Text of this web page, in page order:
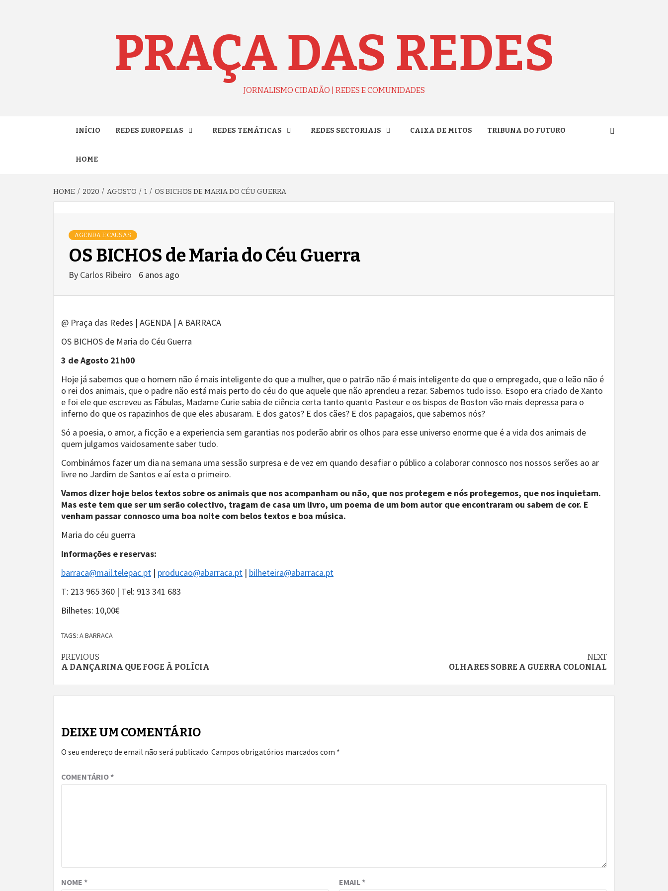
PRAÇA DAS REDES
JORNALISMO CIDADÃO | REDES E COMUNIDADES
INÍCIO REDES EUROPEIAS REDES TEMÁTICAS REDES SECTORIAIS CAIXA DE MITOS TRIBUNA DO FUTURO
HOME
HOME 2020 AGOSTO 1 OS BICHOS DE MARIA DO CÉU GUERRA
AGENDA E CAUSAS
OS BICHOS de Maria do Céu Guerra
By Carlos Ribeiro 6 anos ago
@ Praça das Redes | AGENDA | A BARRACA
OS BICHOS de Maria do Céu Guerra
3 de Agosto 21h00
Hoje já sabemos que o homem não é mais inteligente do que a mulher, que o patrão não é mais inteligente do que o empregado, que o leão não é
o rei dos animais, que o padre não está mais perto do céu do que aquele que não aprendeu a rezar. Sabemos tudo isso. Esopo era criado de Xanto
e foi ele que escreveu as Fábulas, Madame Curie sabia de ciência certa tanto quanto Pasteur e os bispos de Boston vão mais depressa para o
inferno do que os rapazinhos de que eles abusaram. E dos gatos? E dos cães? E dos papagaios, que sabemos nós?
Só a poesia, o amor, a ficção e a experiencia sem garantias nos poderão abrir os olhos para esse universo enorme que é a vida dos animais de
quem julgamos vaidosamente saber tudo.
Combinámos fazer um dia na semana uma sessão surpresa e de vez em quando desafiar o público a colaborar connosco nos nossos serões ao ar
livre no Jardim de Santos e aí esta o primeiro.
Vamos dizer hoje belos textos sobre os animais que nos acompanham ou não, que nos protegem e nós protegemos, que nos inquietam.
Mas este tem que ser um serão colectivo, tragam de casa um livro, um poema de um bom autor que encontraram ou sabem de cor. E
venham passar connosco uma boa noite com belos textos e boa música.
Maria do céu guerra
Informações e reservas:
barraca@mail.telepac.pt | producao@abarraca.pt | bilheteira@abarraca.pt
T: 213 965 360 | Tel: 913 341 683
Bilhetes: 10,00€
TAGS: A BARRACA
Continue
PREVIOUS
A DANÇARINA QUE FOGE À POLÍCIA
NEXT
OLHARES SOBRE A GUERRA COLONIAL
DEIXE UM COMENTÁRIO
O seu endereço de email não será publicado. Campos obrigatórios marcados com *
COMENTÁRIO*
NOME * EMAIL*